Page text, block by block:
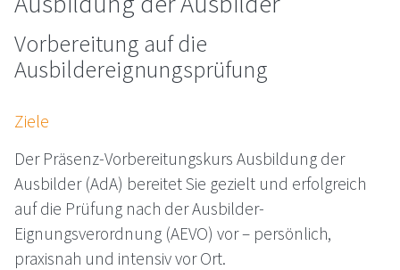
Vorbereitung auf die
Ausbildereignungsprüfung
Ziele
Der Präsenz-Vorbereitungskurs Ausbildung der
Ausbilder (AdA) bereitet Sie gezielt und erfolgreich
auf die Prüfung nach der Ausbilder-
Eignungsverordnung (AEVO) vor – persönlich,
praxisnah und intensiv vor Ort.